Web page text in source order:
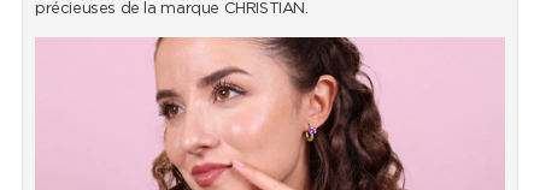
précieuses de la marque CHRISTIAN.